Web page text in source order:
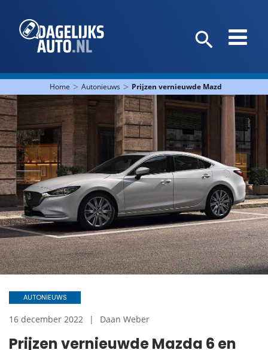
Home > Autonieuws > Prijzen vernieuwde Mazda 6 en MX-5
Prijzen vernieuwde Mazda 6 en
AUTONIEUWS
16 december 2022 Daan Weber